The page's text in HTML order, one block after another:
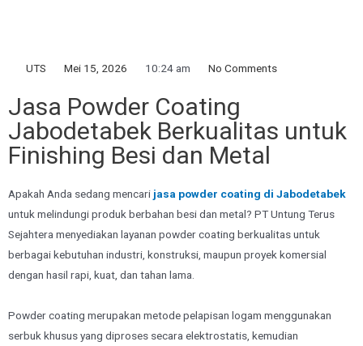
UTS Mei 15, 2026 10:24 am No Comments
Jasa Powder Coating
Jabodetabek Berkualitas untuk
Finishing Besi dan Metal
Apakah Anda sedang mencari jasa powder coating di Jabodetabek
untuk melindungi produk berbahan besi dan metal? PT Untung Terus
Sejahtera menyediakan layanan powder coating berkualitas untuk
berbagai kebutuhan industri, konstruksi, maupun proyek komersial
dengan hasil rapi, kuat, dan tahan lama.
Powder coating merupakan metode pelapisan logam menggunakan
serbuk khusus yang diproses secara elektrostatis, kemudian